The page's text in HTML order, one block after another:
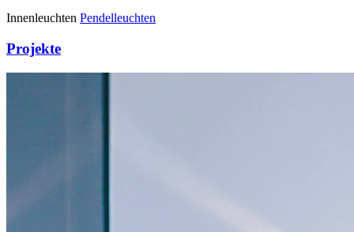
Innenleuchten Pendelleuchten
Projekte